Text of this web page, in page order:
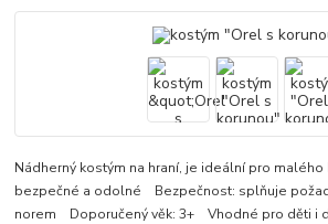
Nádherný kostým na hraní, je ideální pro malého
bezpečné a odolné Bezpečnost: splňuje
norem Doporučený věk: 3+ Vhodné pro děti i